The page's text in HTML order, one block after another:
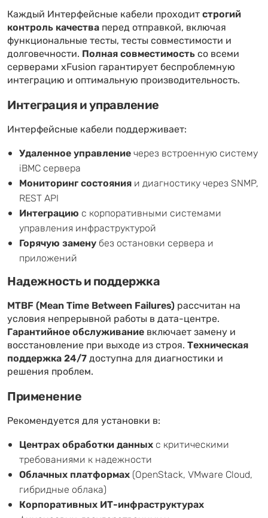
Каждый Интерфейсные кабели проходитстрогий
контроль качества перед отправкой, включая
функциональные тесты, тесты совместимости и
долговечности. Полная совместимостьсо всеми
серверами xFusion гарантирует беспроблемную
интеграцию и оптимальную производительность.
Интеграция и управление
Интерфейсные кабели поддерживает:
Удаленное управлениечерез встроенную систему
iBMC сервера
Мониторинг состояния и диагностику через SNMP,
REST API
Интеграцию с корпоративными системами
управления инфраструктурой
Горячую замену без остановки сервера и
приложений
Надежность и поддержка
MTBF (Mean Time Between Failures) рассчитан на
условия непрерывной работы в дата-центре.
Гарантийное обслуживание включает замену и
восстановление при выходе из строя. Техническая
поддержка 24/7доступна для диагностики и
решения проблем.
Применение
Рекомендуется для установки в:
Центрах обработки данных с критическими
требованиями к надежности
Облачных платформах (OpenStack, VMware Cloud,
гибридные облака)
Корпоративных ИТ-инфраструктурах